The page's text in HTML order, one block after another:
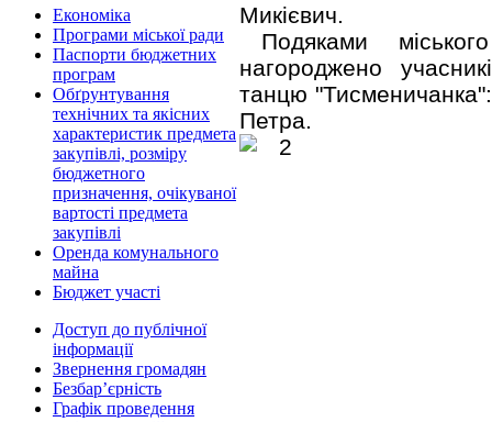
Економіка
Програми міської ради
Паспорти бюджетних
програм
Обґрунтування
технічних та якісних
характеристик предмета
закупівлі, розміру
бюджетного
призначення, очікуваної
вартості предмета
закупівлі
Оренда комунального
майна
Бюджет участі
Доступ до публічної
інформації
Звернення громадян
Безбар’єрність
Графік проведення
Микієвич.
Подяками
нагороджено
танцю
Петра.